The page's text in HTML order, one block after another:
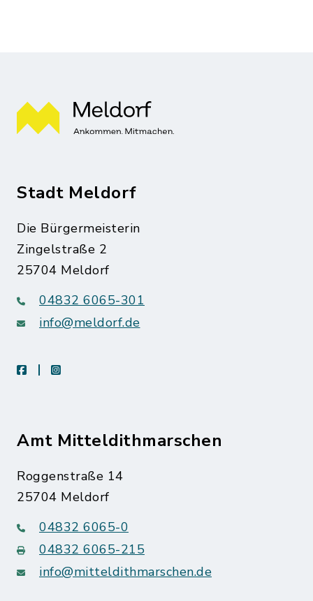
Stadt Meldorf
Die Bürgermeisterin
Zingelstraße 2
25704 Meldorf
04832 6065-301
info@meldorf.de
facebookinstagram
Amt Mitteldithmarschen
Roggenstraße 14
25704 Meldorf
04832 6065-0
04832 6065-215
info@mitteldithmarschen.de